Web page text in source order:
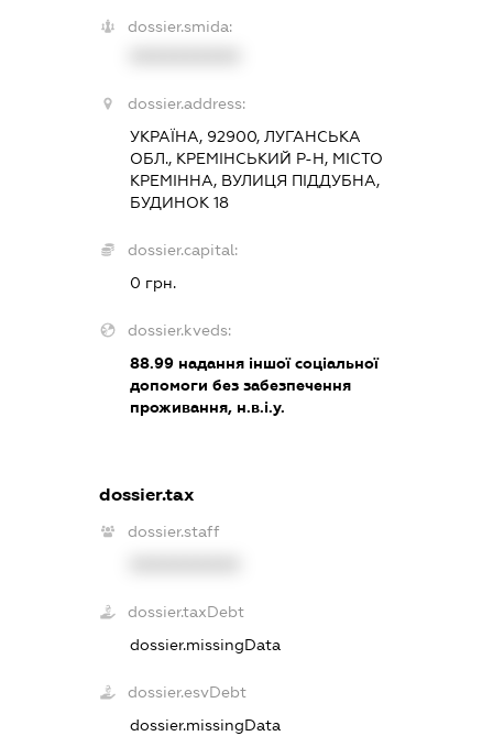
dossier.smida:
dossier.address:
УКРАЇНА, 92900, ЛУГАНСЬКА
ОБЛ., КРЕМІНСЬКИЙ Р-Н, МІСТО
КРЕМІННА, ВУЛИЦЯ ПІДДУБНА,
БУДИНОК 18
dossier.capital:
0 грн.
dossier.kveds:
88.99 надання іншої соціальної
допомоги без забезпечення
проживання, н.в.і.у.
dossier.tax
dossier.staff
dossier.taxDebt
dossier.missingData
dossier.esvDebt
dossier.missingData